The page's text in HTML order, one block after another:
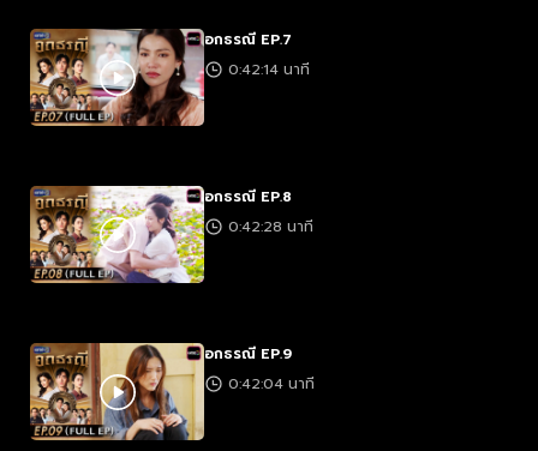
อกธรณี EP.7
0:42:14 นาที
อกธรณี EP.8
0:42:28 นาที
อกธรณี EP.9
0:42:04 นาที